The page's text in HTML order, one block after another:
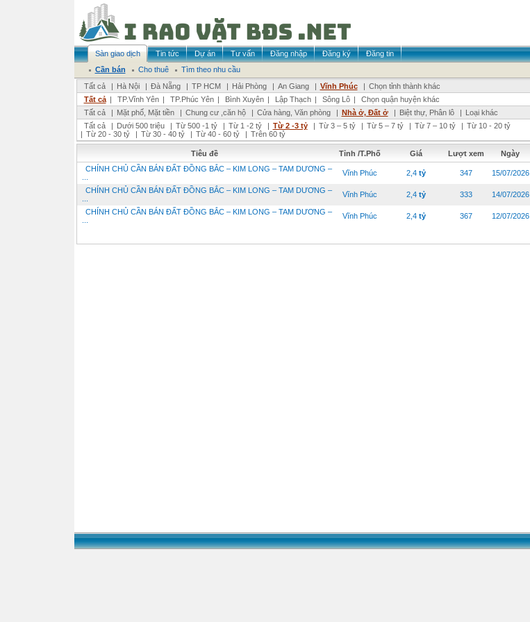
Sàn giao dịch Tin tức Dự án Tư vấn Đăng nhập Đăng ký
Đăng tin
Cần bán
Cho thuê
Tìm theo nhu cầu
Tất cả
| Hà Nội | Đà Nẵng | TP HCM | Hải Phòng | An Giang | Vĩnh Phúc | Chọn tỉnh thành khác
Tất cả | TP.Vĩnh Yên | TP.Phúc Yên | Bình Xuyên | Lập Thạch | Sông Lô |
Chọn quận huyện khác
Tất cả
| Mặt phố, Mặt tiền | Chung cư ,căn hộ | Cửa hàng, Văn phòng | Nhà ở, Đất ở | Biệt thự, Phân lô | Loại khác
Tất cả
| Dưới 500 triệu | Từ 500 -1 tỷ | Từ 1 -2 tỷ | Từ 2 -3 tỷ | Từ 3 – 5 tỷ | Từ 5 – 7 tỷ | Từ 7 – 10 tỷ | Từ 10 - 20 tỷ
| Từ 20 - 30 tỷ | Từ 30 - 40 tỷ | Từ 40 - 60 tỷ | Trên 60 tỷ
Tiêu đề Tỉnh /T.Phố Giá Lượt xem
Ngày
CHÍNH CHỦ CẦN BÁN ĐẤT ĐỒNG BẮC – KIM LONG – TAM DƯƠNG –
Vĩnh Phúc 2,4 tỷ 347 15/07/2026
CHÍNH CHỦ CẦN BÁN ĐẤT ĐỒNG BẮC – KIM LONG – TAM DƯƠNG –
Vĩnh Phúc 2,4 tỷ 333 14/07/2026
CHÍNH CHỦ CẦN BÁN ĐẤT ĐỒNG BẮC – KIM LONG – TAM DƯƠNG –
Vĩnh Phúc 2,4 tỷ 367 12/07/2026